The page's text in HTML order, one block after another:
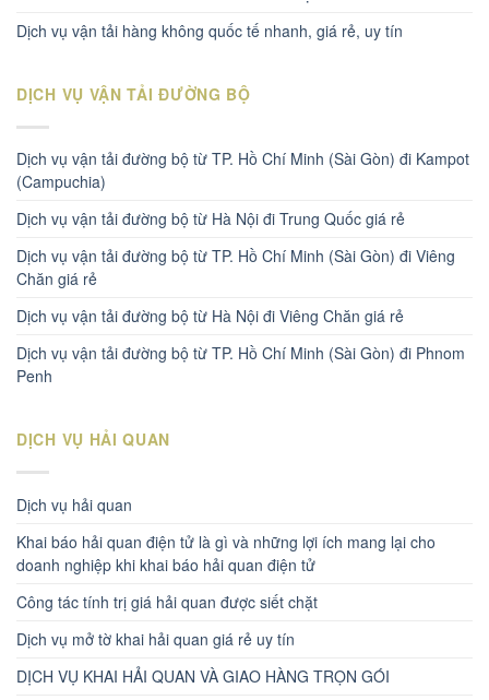
Dịch vụ vận tải hàng không quốc tế nhanh, giá rẻ, uy tín
DỊCH VỤ VẬN TẢI ĐƯỜNG BỘ
Dịch vụ vận tải đường bộ từ TP. Hồ Chí Minh (Sài Gòn) đi Kampot
(Campuchia)
Dịch vụ vận tải đường bộ từ Hà Nội đi Trung Quốc giá rẻ
Dịch vụ vận tải đường bộ từ TP. Hồ Chí Minh (Sài Gòn) đi Viêng
Chăn giá rẻ
Dịch vụ vận tải đường bộ từ Hà Nội đi Viêng Chăn giá rẻ
Dịch vụ vận tải đường bộ từ TP. Hồ Chí Minh (Sài Gòn) đi Phnom
Penh
DỊCH VỤ HẢI QUAN
Dịch vụ hải quan
Khai báo hải quan điện tử là gì và những lợi ích mang lại cho
doanh nghiệp khi khai báo hải quan điện tử
Công tác tính trị giá hải quan được siết chặt
Dịch vụ mở tờ khai hải quan giá rẻ uy tín
DỊCH VỤ KHAI HẢI QUAN VÀ GIAO HÀNG TRỌN GÓI